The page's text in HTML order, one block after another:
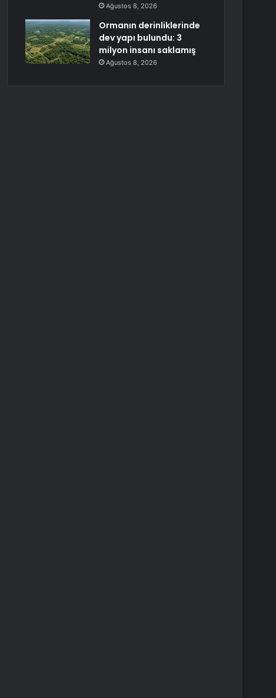
Ağustos 8, 2026
Ormanın derinliklerinde
dev yapı bulundu: 3
milyon insanı saklamış
Ağustos 8, 2026